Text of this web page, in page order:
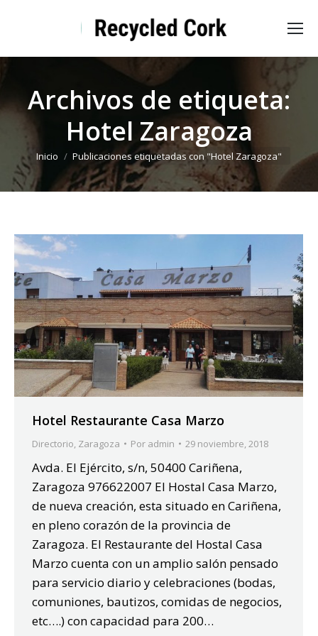
Archivos de etiqueta:
Hotel Zaragoza
Estás aquí:
Inicio Publicaciones etiquetadas con "Hotel Zaragoza"
Hotel Restaurante Casa Marzo
Directorio Zaragoza Por admin 29 noviembre, 2018
Avda. El Ejército, s/n, 50400 Cariñena,
Zaragoza 976622007 El Hostal Casa Marzo,
de nueva creación, esta situado en Cariñena,
en pleno corazón de la provincia de
Zaragoza. El Restaurante del Hostal Casa
Marzo cuenta con un amplio salón pensado
para servicio diario y celebraciones (bodas,
comuniones, bautizos, comidas de negocios,
etc….) con capacidad para 200…